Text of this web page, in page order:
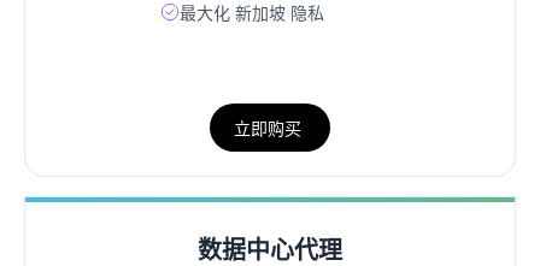
最大化 新加坡 隐私
立即购买
数据中心代理